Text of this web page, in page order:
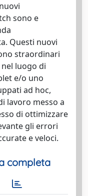
sono e
Questi nuovi
straordinari
luogo di
e/o uno
ad hoc,
lavoro messo a
di ottimizzare
gli errori
e veloci.
completa